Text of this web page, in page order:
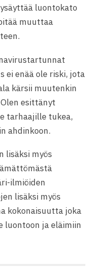
luontokato
muuttaa
ei enää ole riski, jota
kärsii muutenkin
esittänyt
tarhaajille tukea,
ahdinkoon.
lisäksi myös
ilmiöiden
lisäksi myös
kokonaisuutta joka
luontoon ja eläimiin